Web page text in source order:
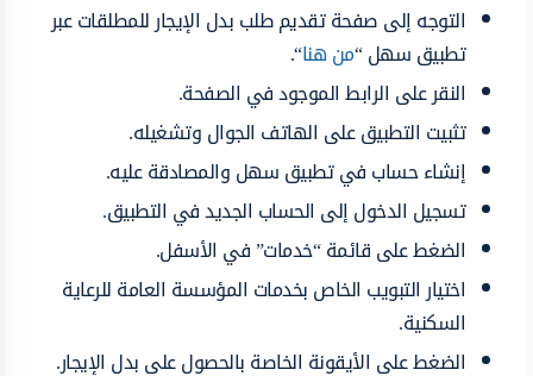
التوجه إلى صفحة تقديم طلب بدل الإيجار للمطلقات عبر
تطبيق سهل “من هنا“.
النقر على الرابط الموجود في الصفحة.
تثبيت التطبيق على الهاتف الجوال وتشغيله.
إنشاء حساب في تطبيق سهل والمصادقة عليه.
تسجيل الدخول إلى الحساب الجديد في التطبيق.
الضغط على قائمة “خدمات” في الأسفل.
اختيار التبويب الخاص بخدمات المؤسسة العامة للرعاية
السكنية.
الضغط على الأيقونة الخاصة بالحصول على بدل الإيجار.